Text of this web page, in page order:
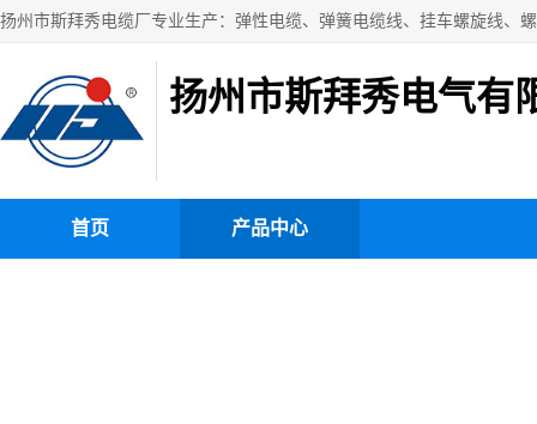
扬州市斯拜秀电气有
首页 产品中心